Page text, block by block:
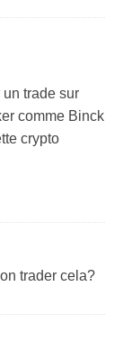
trade sur
comme Binck
crypto
trader cela?